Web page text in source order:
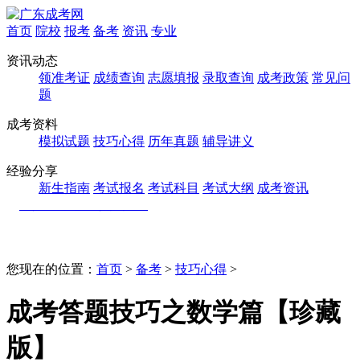
首页 院校 报考 备考 资讯 专业
资讯动态
领准考证 成绩查询 志愿填报 录取查询 成考政策 常见问
题
成考资料
模拟试题 技巧心得 历年真题 辅导讲义
经验分享
新生指南 考试报名 考试科目 考试大纲 成考资讯
您现在的位置： 首页 > 备考 > 技巧心得 >
成考答题技巧之数学篇【珍藏
版】